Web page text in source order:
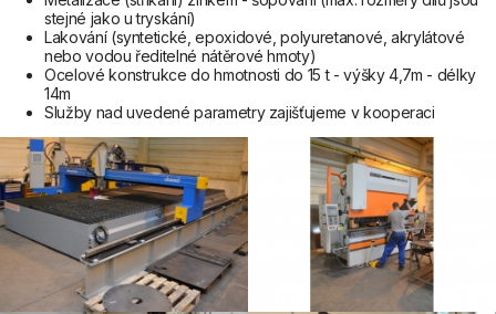
stejné jako u tryskání)
Lakování (syntetické, epoxidové, polyuretanové, akrylátové
nebo vodou ředitelné nátěrové hmoty)
Ocelové konstrukce do hmotnosti do 15 t - výšky 4,7m - délky
14m
Služby nad uvedené parametry zajišťujeme v kooperaci